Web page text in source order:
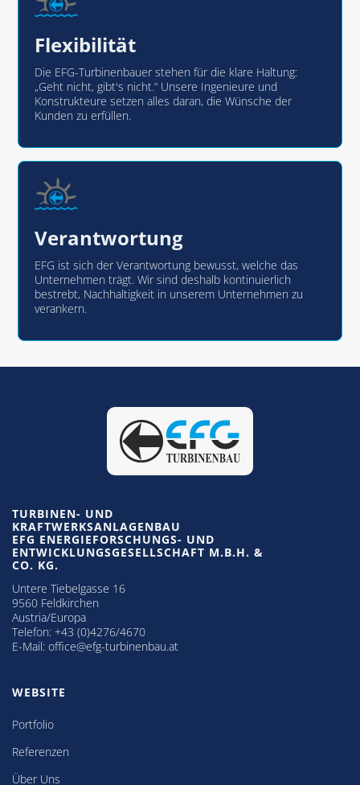
Flexibilität
Die EFG-Turbinenbauer stehen für die klare Haltung:
„Geht nicht, gibt's nicht.“ Unsere Ingenieure und
Konstrukteure setzen alles daran, die Wünsche der
Kunden zu erfüllen.
Verantwortung
EFG ist sich der Verantwortung bewusst, welche das
Unternehmen trägt. Wir sind deshalb kontinuierlich
bestrebt, Nachhaltigkeit in unserem Unternehmen zu
verankern.
TURBINEN- UND
KRAFTWERKSANLAGENBAU
EFG ENERGIEFORSCHUNGS- UND
ENTWICKLUNGSGESELLSCHAFT M.B.H. &
CO. KG.
Untere Tiebelgasse 16
9560 Feldkirchen
Austria/Europa
Telefon: +43 (0)4276/4670
E-Mail: office@efg-turbinenbau.at
WEBSITE
Portfolio
Referenzen
Über Uns